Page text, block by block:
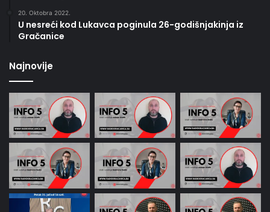
20. Oktobra 2022.
U nesreći kod Lukavca poginula 26-godišnjakinja iz
Gračanice
Najnovije